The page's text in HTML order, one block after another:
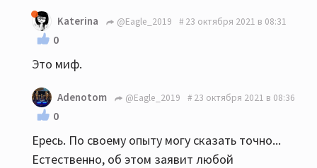
Katerina @Eagle_2019 23 октября 2021 в 08:31
0
Это миф.
Adenotom @Eagle_2019 23 октября 2021 в 08:36
0
Ересь. По своему опыту могу сказать точно...
Естественно, об этом заявит любой